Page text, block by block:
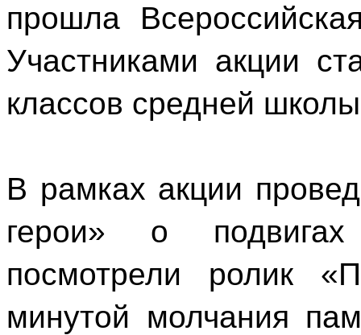
прошла
Участниками акции
классов средней
В рамках акции
герои» о
посмотрели ролик
минутой молчания